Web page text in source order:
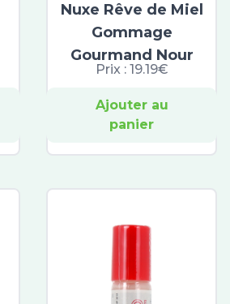
Nuxe Rêve de Miel
Gommage
Gourmand Nour
Prix : 19.19€
Ajouter au
panier